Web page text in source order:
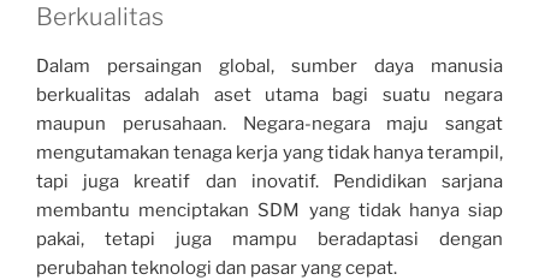
Berkualitas
Dalam persaingan global, sumber daya manusia
berkualitas adalah aset utama bagi suatu negara
maupun perusahaan. Negara-negara maju sangat
mengutamakan tenaga kerja yang tidak hanya terampil,
tapi juga kreatif dan inovatif. Pendidikan sarjana
membantu menciptakan SDM yang tidak hanya siap
pakai, tetapi juga mampu beradaptasi dengan
perubahan teknologi dan pasar yang cepat.